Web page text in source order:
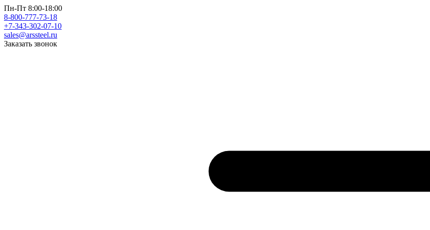
Пн-Пт 8:00-18:00
8-800-777-73-18
+7-343-302-07-10
sales@arssteel.ru
Заказать звонок